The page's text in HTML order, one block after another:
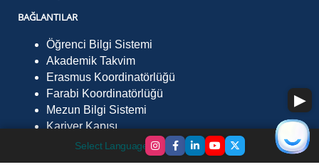
Select Language ▼
BAĞLANTILAR
Öğrenci Bilgi Sistemi
Akademik Takvim
Erasmus Koordinatörlüğü
Farabi Koordinatörlüğü
Mezun Bilgi Sistemi
Kariyer Kapısı